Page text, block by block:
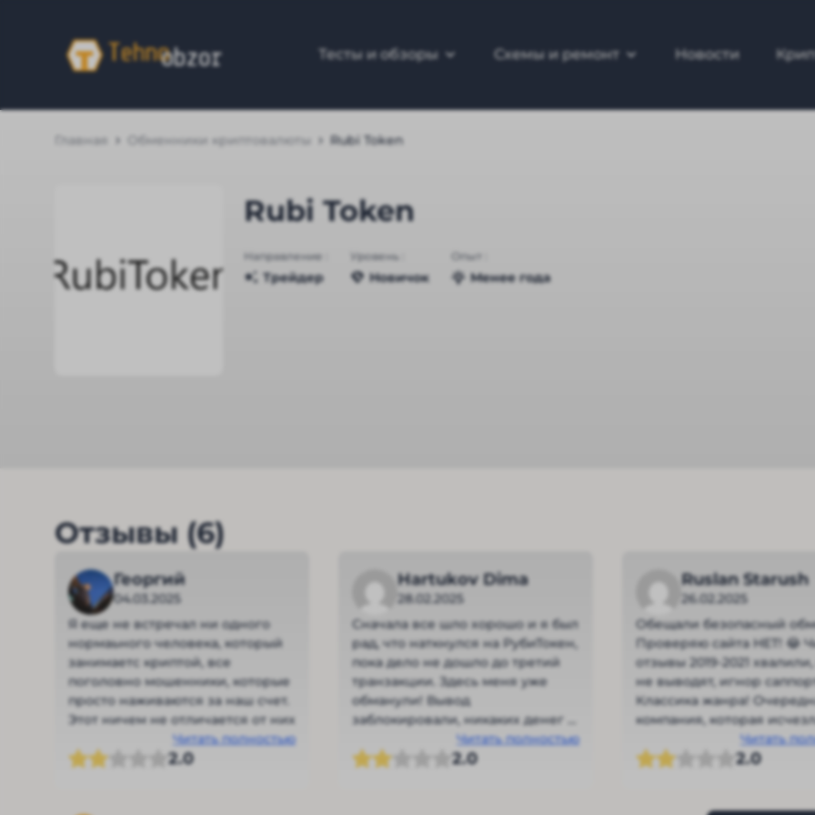
Тесты и обзоры Схемы и ремонт Новости
Главная Обменники криптовалюты Rubi Token
Rubi Token
Направление :
Трейдер
Уровень :
Новичок
Опыт :
Менее года
Отзывы (6)
Георгий
04.03.2025
Я еще не встречал ни одного
нормаьного человека, который
занимаетс криптой, все
поголовно мошенники, которые
просто наживаются за наш счет.
Этот ничем не отличается от них
Читать полностью
2.0
Hartukov Dima
28.02.2025
Сначала все шло хорошо и я был
рад, что наткнулся на РубиТокен,
пока дело не дошло до третий
транзакции. Здесь меня уже
обманули! Вывод
заблокировали, никаких денег я
получить теперь не могу.
Аферисты!
Читать полностью
2.0
Ruslan Starush
26.02.2025
Обещали безопасный
Проверяю сайта НЕТ! 😂
отзывы 2019-2021 хвалили,
не выводят, игнор
Классика жанра!
компания, которая
деньгами клиентов.
Читать
2.0